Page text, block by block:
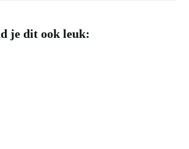
je dit ook leuk: